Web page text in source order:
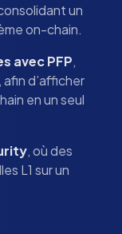
un
on-chain.
avec PFP,
d’afficher
en un seul
, où des
L1 sur un